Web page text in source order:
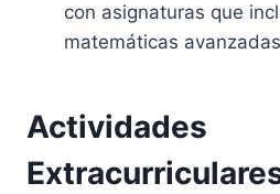
con asignaturas que
matemáticas
Actividades